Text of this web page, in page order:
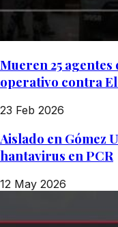
Mueren 25
operativo contra
23 Feb 2026
Aislado en Gómez
hantavirus en PCR
12 May 2026